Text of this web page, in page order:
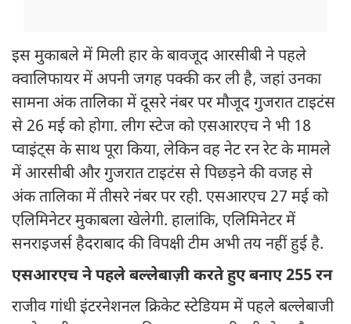
इस मुकाबले में मिली हार के बावजूद आरसीबी ने पहले
क्वालिफायर में अपनी जगह पक्की कर ली है, जहां उनका
सामना अंक तालिका में दूसरे नंबर पर मौजूद गुजरात टाइटंस
से 26 मई को होगा. लीग स्टेज को एसआरएच ने भी 18
प्वाइंट्स के साथ पूरा किया, लेकिन वह नेट रन रेट के मामले
में आरसीबी और गुजरात टाइटंस से पिछड़ने की वजह से
अंक तालिका में तीसरे नंबर पर रही. एसआरएच 27 मई को
एलिमिनेटर मुकाबला खेलेगी. हालांकि, एलिमिनेटर में
सनराइजर्स हैदराबाद की विपक्षी टीम अभी तय नहीं हुई है.
एसआरएच ने पहले बल्लेबाज़ी करते हुए बनाए 255 रन
राजीव गांधी इंटरनेशनल क्रिकेट स्टेडियम में पहले बल्लेबाजी